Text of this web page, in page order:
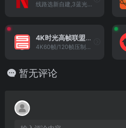
线路选新自建,3蓝光画质，高清播放快，暂无广告
4K时光高帧联盟【暂时失效】
4K60帧/120帧压制组(需要登陆 注册免费 福利区)
暂无评论